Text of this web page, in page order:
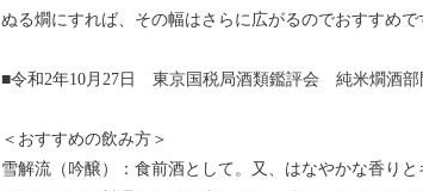
ぬる燗にすれば、その幅はさらに広がるのでおすすめで
■令和2年10月27日 東京国税局酒類鑑評会 純米燗酒
＜おすすめの飲み方＞
雪解流（吟醸）：食前酒として。又、はなやかな香り